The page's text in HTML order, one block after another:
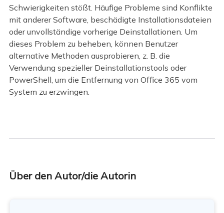
Schwierigkeiten stößt. Häufige Probleme sind Konflikte
mit anderer Software, beschädigte Installationsdateien
oder unvollständige vorherige Deinstallationen. Um
dieses Problem zu beheben, können Benutzer
alternative Methoden ausprobieren, z. B. die
Verwendung spezieller Deinstallationstools oder
PowerShell, um die Entfernung von Office 365 vom
System zu erzwingen.
Über den Autor/die Autorin